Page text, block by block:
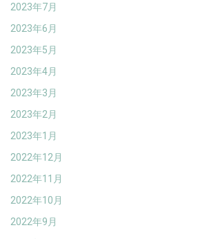
2023年7月
2023年6月
2023年5月
2023年4月
2023年3月
2023年2月
2023年1月
2022年12月
2022年11月
2022年10月
2022年9月